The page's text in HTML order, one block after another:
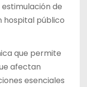
de
hospital público
que permite
afectan
esenciales